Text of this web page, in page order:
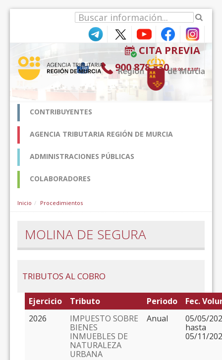
CITA PREVIA
900 878 830 (9:00-18:30*)
CONTRIBUYENTES
AGENCIA TRIBUTARIA REGIÓN DE MURCIA
ADMINISTRACIONES PÚBLICAS
COLABORADORES
Inicio Procedimientos
MOLINA DE SEGURA
TRIBUTOS AL COBRO
Ejercicio Tributo Periodo
Fec.
2026
IMPUESTO SOBRE
BIENES
INMUEBLES DE
NATURALEZA
URBANA
Anual
05/05/
hasta
05/11/